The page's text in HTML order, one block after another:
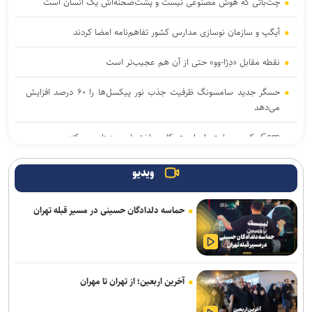
آیگپ و سازمان نوسازی مدارس کشور تفاهم‌نامه امضا کردند
نقطه مقابل «دِژا-وو» حتی از آن هم عجیب‌تر است
حسگر جدید سامسونگ ظرفیت جذب نور پیکسل‌ها را ۶۰ درصد افزایش
می‌دهد
Gem یک وب‌سایت را برای هر کاربر، اختصاصی دیزاین می‌کند
بایت‌دنس آموزش مدل هوش مصنوعی ۱۰ تریلیون پارامتری را کلید زد
چگونه زبان بدن در شبکه‌های اجتماعی شکل گرفت
بازمی‌گردند
۱۰ ماه انزوا در جنوبگان راز کار تیمی برای سفر به مریخ را آشکار کرد
برنامه ما گسترش استفاده از هوش مصنوعی در همه بخش‌های پست
ویدیو
حماسه دلدادگان حسینی در مسیر قبله تهران
آخرین اربعین؛ از تهران تا مهران